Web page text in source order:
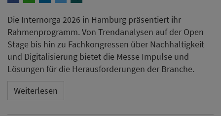
Die Internorga 2026 in Hamburg präsentiert ihr
Rahmenprogramm. Von Trendanalysen auf der Open
Stage bis hin zu Fachkongressen über Nachhaltigkeit
und Digitalisierung bietet die Messe Impulse und
Lösungen für die Herausforderungen der Branche.
Weiterlesen